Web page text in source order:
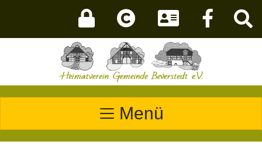
Menü